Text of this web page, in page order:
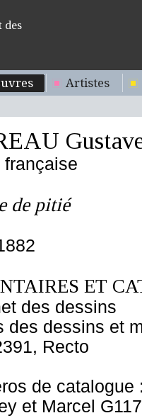
des
Artistes
française
de pitié
ET
des dessins
des dessins et
Recto
de catalogue
et Marcel